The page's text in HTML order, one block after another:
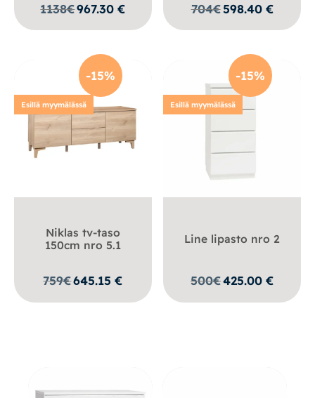
1138€967.30€ 704€598.40 €
-15%
Esillä myymälässä
Niklas tv-taso
150cm nro 5.1
759€645.15€
-15%
Esillä myymälässä
Line lipasto nro 2
500€425.00€